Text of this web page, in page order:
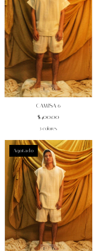
1/6
CAMISA 6
$400.00
5 colores
1/6
Agotado